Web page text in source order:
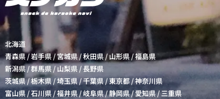
北海道
青森県/岩手県/宮城県/秋田県 / 山形県/福島県
新潟県/群馬県 / 山梨県 /長野県
茨城県 /栃木県/埼玉県/千葉県/東京都 /神奈川県
富山県 /石川県 /福井県/岐阜県/静岡県/愛知県/三重県